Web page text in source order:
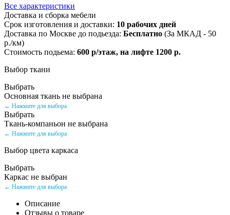
Все характеристики
Доставка и сборка мебели
Срок изготовления и доставки: 10 рабочих дней
Доставка по Москве до подьезда: Бесплатно (За МКАД - 50
р./км)
Стоимость подьема: 600 р/этаж, на лифте 1200 р.
Выбор ткани
Выбрать
Основная ткань не выбрана
← Нажмите для выбора
Выбрать
Ткань-компаньон не выбрана
← Нажмите для выбора
Выбор цвета каркаса
Выбрать
Каркас не выбран
← Нажмите для выбора
Описание
Отзывы о товаре